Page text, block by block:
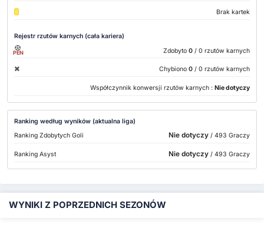
Brak kartek
Rejestr rzutów karnych (cała kariera)
PEN Zdobyto 0 / 0 rzutów karnych
Chybiono 0 / 0 rzutów karnych
Współczynnik konwersji rzutów karnych : Nie dotyczy
Ranking według wyników (aktualna liga)
Ranking Zdobytych Goli
Nie dotyczy/ 493 Graczy
Ranking Asyst Nie dotyczy/ 493 Graczy
WYNIKI Z POPRZEDNICH SEZONÓW